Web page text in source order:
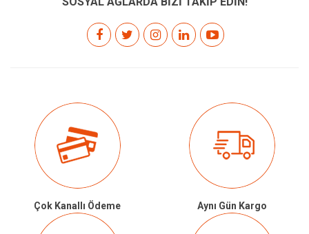
Çok Kanallı Ödeme Aynı Gün Kargo